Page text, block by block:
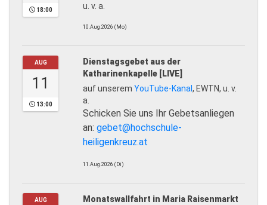
18:00
u. v. a.
10.Aug.2026 (Mo)
AUG
11
13:00
Dienstagsgebet aus der
Katharinenkapelle [LIVE]
auf unserem YouTube-Kanal, EWTN, u. v.
a.
Schicken Sie uns Ihr Gebetsanliegen
an: gebet@hochschule-
heiligenkreuz.at
11.Aug.2026 (Di)
AUG
Monatswallfahrt in Maria Raisenmarkt